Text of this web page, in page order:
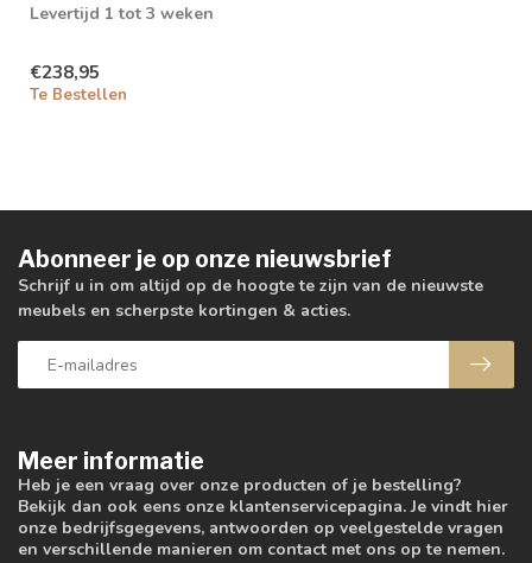
Levertijd 1 tot 3 weken
€238,95
Te Bestellen
Meer informatie
Heb je een vraag over onze producten of je bestelling?
Bekijk dan ook eens onze klantenservicepagina. Je vindt hier
onze bedrijfsgegevens, antwoorden op veelgestelde vragen
en verschillende manieren om contact met ons op te nemen.
Abonneer je op onze nieuwsbrief
Schrijf u in om altijd op de hoogte te zijn van de nieuwste
meubels en scherpste kortingen & acties.